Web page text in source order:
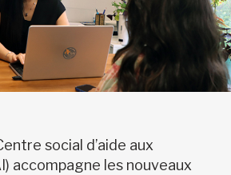
social d’aide aux
accompagne les nouveaux